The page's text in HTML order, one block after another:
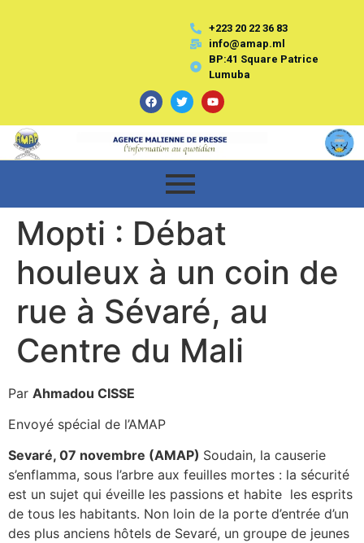
+223 20 22 36 83
info@amap.ml
BP:41 Square Patrice
Lumuba
Mopti : Débat
houleux à un coin de
rue à Sévaré, au
Centre du Mali
Par Ahmadou CISSE
Envoyé spécial de l’AMAP
Sevaré, 07 novembre (AMAP) Soudain, la causerie
s’enflamma, sous l’arbre aux feuilles mortes : la sécurité
est un sujet qui éveille les passions et habite les esprits
de tous les habitants. Non loin de la porte d’entrée d’un
des plus anciens hôtels de Sevaré, un groupe de jeunes